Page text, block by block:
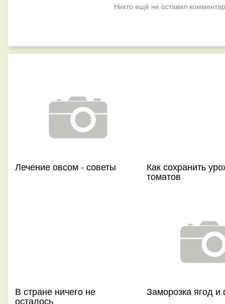
Никто ещё не оставил
Лечение овсом - советы Как сохранить
томатов
В стране ничего не
осталось
Заморозка ягод и